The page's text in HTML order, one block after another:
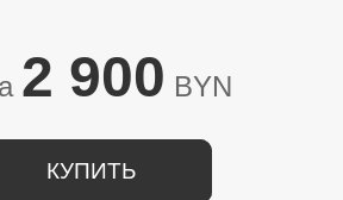
2 900 BYN
КУПИТЬ